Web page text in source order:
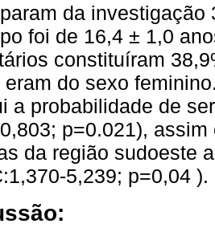
da
foi de 16,4 ± 1,0
constituíram
eram do sexo
a probabilidade de
p=0.021),
da região sudoeste
5,239; p=0,04 ).